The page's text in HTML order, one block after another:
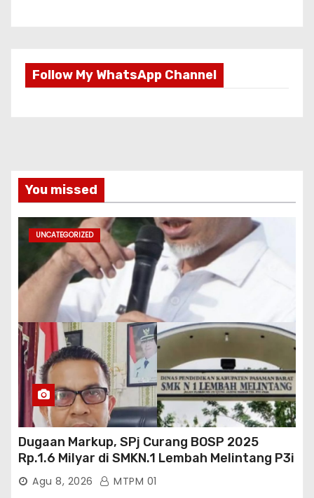
Follow My WhatsApp Channel
You missed
UNCATEGORIZED
Dugaan Markup, SPj Curang BOSP 2025
Rp.1.6 Milyar di SMKN.1 Lembah Melintang P3i
: Kajati Sumbar Panggil dan Periksa
Agu 8, 2026 MTPM 01